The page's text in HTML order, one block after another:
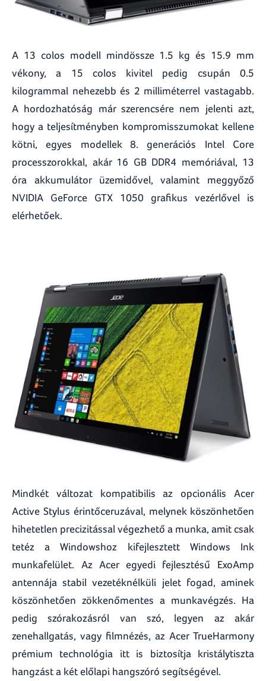
A 13 colos modell mindössze 1.5 kg és 15.9 mm
vékony, a 15 colos kivitel pedig csupán 0.5
kilogrammal nehezebb és 2 milliméterrel vastagabb.
A hordozhatóság már szerencsére nem jelenti azt,
hogy a teljesítményben kompromisszumokat kellene
kötni, egyes modellek 8. generációs Intel Core
processzorokkal, akár 16 GB DDR4 memóriával, 13
óra akkumulátor üzemidővel, valamint meggyőző
NVIDIA GeForce GTX 1050 grafikus vezérlővel is
elérhetőek.
Mindkét változat kompatibilis az opcionális Acer
Active Stylus érintőceruzával, melynek köszönhetően
hihetetlen precizitással végezhető a munka, amit csak
tetéz a Windowshoz kifejlesztett Windows Ink
munkafelület. Az Acer egyedi fejlesztésű ExoAmp
antennája stabil vezetéknélküli jelet fogad, aminek
köszönhetően zökkenőmentes a munkavégzés. Ha
pedig szórakozásról van szó, legyen az akár
zenehallgatás, vagy filmnézés, az Acer TrueHarmony
prémium technológia itt is biztosítja kristálytiszta
hangzást a két előlapi hangszóró segítségével.